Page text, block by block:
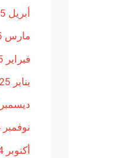
أبريل 2025
مارس 2025
فبراير 2025
يناير 2025
ديسمبر 2024
نوفمبر 2024
أكتوبر 2024